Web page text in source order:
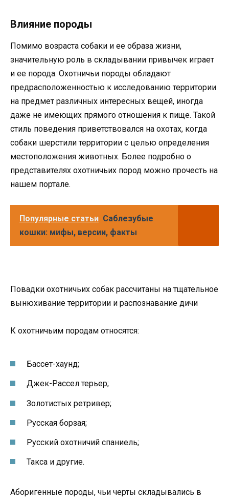
Влияние породы
Помимо возраста собаки и ее образа жизни,
значительную роль в складывании привычек играет
и ее порода. Охотничьи породы обладают
предрасположенностью к исследованию территории
на предмет различных интересных вещей, иногда
даже не имеющих прямого отношения к пище. Такой
стиль поведения приветствовался на охотах, когда
собаки шерстили территории с целью определения
местоположения животных. Более подробно о
представителях охотничьих пород можно прочесть на
нашем портале.
Популярные статьи Саблезубые
кошки: мифы, версии, факты
Повадки охотничьих собак рассчитаны на тщательное
вынюхивание территории и распознавание дичи
К охотничьим породам относятся:
Бассет-хаунд;
Джек-Рассел терьер;
Золотистых ретривер;
Русская борзая;
Русский охотничий спаниель;
Такса и другие.
Аборигенные породы, чьи черты складывались в